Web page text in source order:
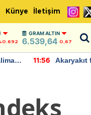
Künye İletişim
GRAM ALTIN
6.539,64 0,67
11:56
Akaryakıt